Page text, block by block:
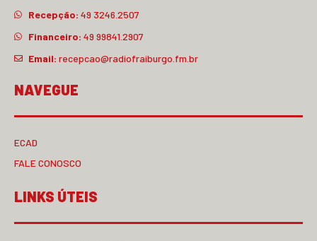
Recepção: 49 3246.2507
Financeiro: 49 99841.2907
Email: recepcao@radiofraiburgo.fm.br
NAVEGUE
ECAD
FALE CONOSCO
LINKS ÚTEIS